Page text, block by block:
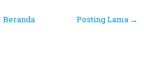
Posting Lama →
Beranda